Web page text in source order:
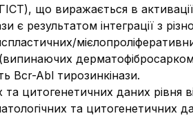
що виражається в активації
результатом інтеграції з
Bcr-Abl тирозинкінази.
цитогенетичних даних рівня
та цитогенетичних